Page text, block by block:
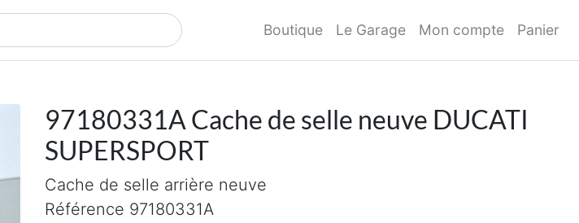
Boutique Le Garage Mon compte Panier
97180331A Cache de selle neuve DUCATI
SUPERSPORT
Cache de selle arrière neuve
Référence 97180331A